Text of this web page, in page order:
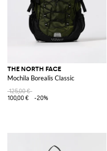
THE NORTH FACE
Mochila Borealis Classic
125,00 €
100,00 €
-20%